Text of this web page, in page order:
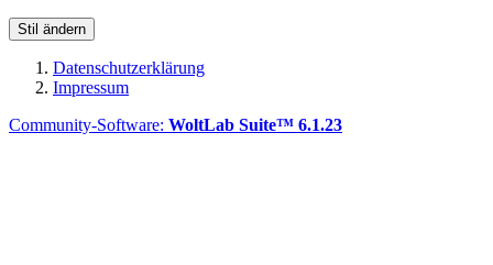
Stil ändern
Datenschutzerklärung
Impressum
Community-Software: WoltLab Suite™ 6.1.23